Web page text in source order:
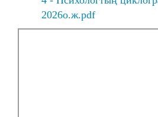
2026о.ж.pdf